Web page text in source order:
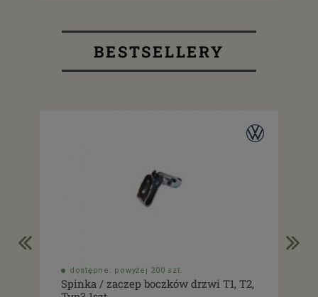
BESTSELLERY
dostępne: powyżej 200 szt.
Spinka / zaczep boczków drzwi T1, T2,